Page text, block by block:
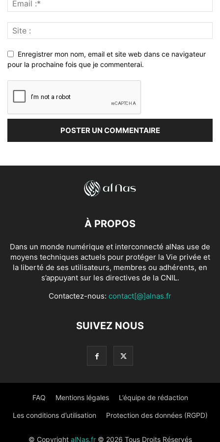
Enregistrer mon nom, email et site web dans ce navigateur
pour la prochaine fois que je commenterai.
À PROPOS
Dans un monde numérique et interconnecté alNas use de
moyens techniques actuels pour protéger la Vie privée et
la liberté de ses utilisateurs, membres ou adhérents, en
s’appuyant sur les directives de la CNIL.
Contactez-nous: contact[@]alnas.fr
SUIVEZ NOUS
FAQ Mentions légales L’équipe de rédaction
Les conditions d’utilisation Protection des données (RGPD)
© Copyright alNas.fr© 2026 Tous Droits Réservés